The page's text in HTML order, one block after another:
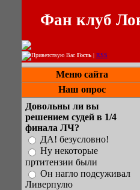
Фан клуб
Приветствую Вас Гость | RSS
Меню сайта
Наш опрос
Довольны ли вы
решением судей в 1/4
финала ЛЧ?
ДА! безусловно!
Ну некоторые
пртитензии были
Он нагло подсуживал
Ливерпулю